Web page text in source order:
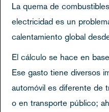
La quema de
electricidad es un
calentamiento global
El cálculo se hace en
Ese gasto tiene diversos
automóvil es diferente de
o en transporte público;